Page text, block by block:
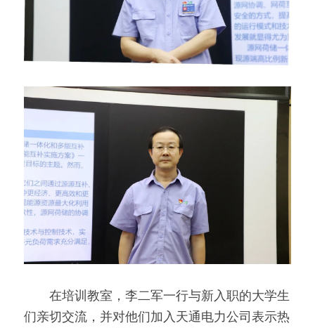
在培训教室，李二军一行与新入职的大学生
们亲切交流，并对他们加入天通电力公司表示热